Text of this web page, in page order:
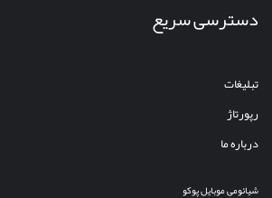
دسترسی سریع
تبلیغات
رپورتاژ
درباره ما
شیائومیموبایلپوکو